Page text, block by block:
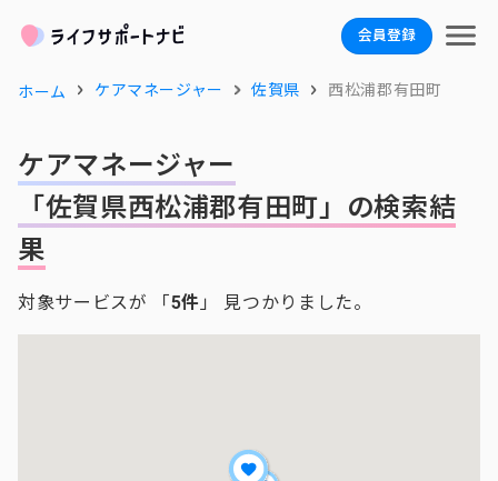
会員登録
ホーム ケアマネージャー 佐賀県 西松浦郡有田町
ケアマネージャー
「佐賀県西松浦郡有田町」の検索結
果
対象サービスが 「5件 」 見つかりました。